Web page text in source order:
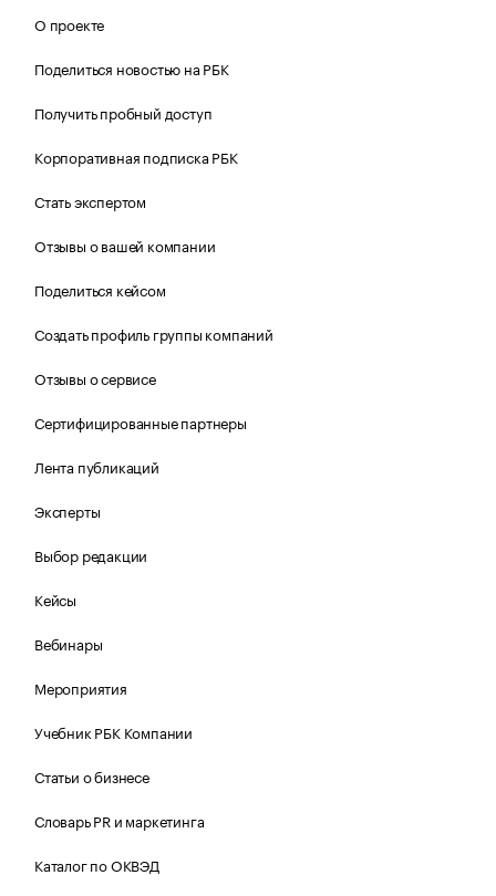
О проекте
Поделиться новостью на РБК
Получить пробный доступ
Корпоративная подписка РБК
Стать экспертом
Отзывы о вашей компании
Поделиться кейсом
Создать профиль группы компаний
Отзывы о сервисе
Сертифицированные партнеры
Лента публикаций
Эксперты
Выбор редакции
Кейсы
Вебинары
Мероприятия
Учебник РБК Компании
Статьи о бизнесе
Словарь PR и маркетинга
Каталог по ОКВЭД